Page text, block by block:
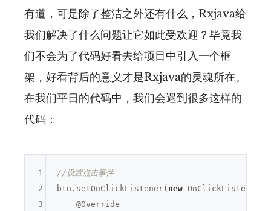
有道，可是除了整洁之外还有什么，Rxjava给
我们解决了什么问题让它如此受欢迎？毕竟我
们不会为了代码好看去给项目中引入一个框
架，好看背后的意义才是Rxjava的灵魂所在。
在我们平日的代码中，我们会遇到很多这样的
代码：
//设置点击事件
btn.setOnClickListener( new
@Override
1
2
3